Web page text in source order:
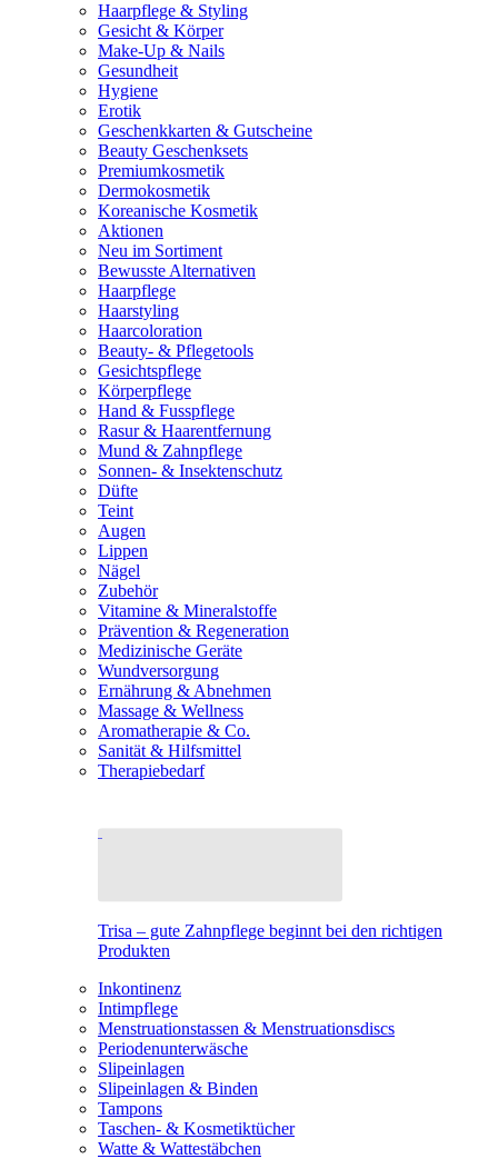
Haarpflege & Styling
Gesicht & Körper
Make-Up & Nails
Gesundheit
Hygiene
Erotik
Geschenkkarten & Gutscheine
Beauty Geschenksets
Premiumkosmetik
Dermokosmetik
Koreanische Kosmetik
Aktionen
Neu im Sortiment
Bewusste Alternativen
Haarpflege
Haarstyling
Haarcoloration
Beauty- & Pflegetools
Gesichtspflege
Körperpflege
Hand & Fusspflege
Rasur & Haarentfernung
Mund & Zahnpflege
Sonnen- & Insektenschutz
Düfte
Teint
Augen
Lippen
Nägel
Zubehör
Vitamine & Mineralstoffe
Prävention & Regeneration
Medizinische Geräte
Wundversorgung
Ernährung & Abnehmen
Massage & Wellness
Aromatherapie & Co.
Sanität & Hilfsmittel
Therapiebedarf
Trisa – gute Zahnpflege beginnt bei den richtigen
Produkten
Inkontinenz
Intimpflege
Menstruationstassen & Menstruationsdiscs
Periodenunterwäsche
Slipeinlagen
Slipeinlagen & Binden
Tampons
Taschen- & Kosmetiktücher
Watte & Wattestäbchen